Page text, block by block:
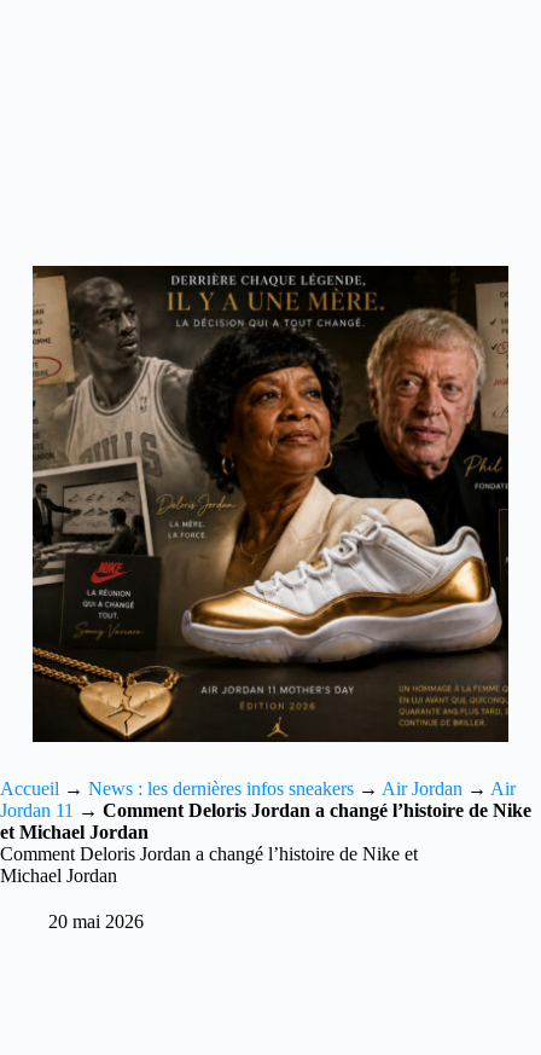
Accueil → News : les dernières infos sneakers → Air Jordan → Air
Jordan 11 → Comment Deloris Jordan a changé l’histoire de Nike
et Michael Jordan
Comment Deloris Jordan a changé l’histoire de Nike et
Michael Jordan
20 mai 2026